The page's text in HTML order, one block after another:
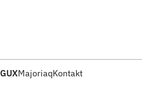
GUXMajoriaqKontakt